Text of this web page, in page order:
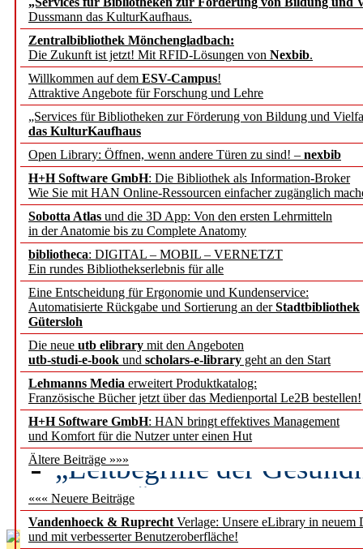
Dussmann das KulturKaufhaus.
Zentralbibliothek Mönchengladbach:
Die Zukunft ist jetzt! Mit RFID-Lösungen von Nexbib.
Willkommen auf dem ESV-Campus!
Attraktive Angebote für Forschung und Lehre
„Services für Bibliotheken zur Förderung von Bildung und
das KulturKaufhaus
Open Library: Öffnen, wenn andere Türen zu sind! – nexbib
H+H Software GmbH: Die Bibliothek als Information-Broker
Wie Sie mit HAN Online-Ressourcen einfacher zugänglich
Sobotta Atlas und die 3D App: Von den ersten Lehrmitteln
in der Anatomie bis zu Complete Anatomy
bibliotheca: DIGITAL – MOBIL – VERNETZT
Ein rundes Bibliothekserlebnis für alle
Eine Entscheidung für Ergonomie und Kundenservice:
Automatisierte Rückgabe und Sortierung an derStadtbibliothek
Gütersloh
Die neue utb elibrary mit den Angeboten
utb-studi-e-book und scholars-e-library geht an den Start
Lehmanns Media erweitert Produktkatalog:
Französische Bücher jetzt über das Medienportal Le2B bestellen!
H+H Software GmbH: HAN bringt effektives Management
und Komfort für die Nutzer unter einen Hut
Ältere Beiträge »»»
««« Neuere Beiträge
Vandenhoeck & Ruprecht Verlage: Unsere eLibrary in neuem
und mit verbesserter Benutzeroberfläche!
angepasst
konstruktiv!
Mohr Siebeck
und die Zeitschrift für
Francke Attempto
EBSCO Information
Recherchefunktionen in
Sorbisches Institut neu
Geschichte und
Künstliche Intelligenz
besser zu verstehen
„Leitbegriffe der
des BIÖG erscheinen